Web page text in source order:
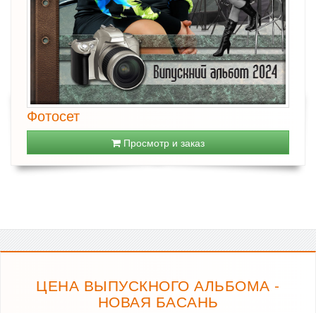
Фотосет
Просмотр и заказ
ЦЕНА ВЫПУСКНОГО АЛЬБОМА -
НОВАЯ БАСАНЬ